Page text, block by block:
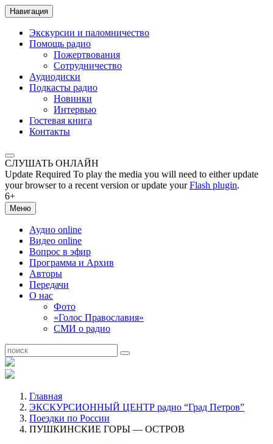
Навигация
Экскурсии и паломничество
Помощь радио
Пожертвования
Сотрудничество
Аудиодиски
Подкасты радио
Новинки
Интервью
Гостевая книга
Контакты
СЛУШАТЬ ОНЛАЙН
Update Required To play the media you will need to either update
your browser to a recent version or update yourFlash plugin.
6+
Меню
Аудио online
Видео online
Вопрос в эфир
Программа и Архив
Авторы
Передачи
О нас
Фото
«Голос Православия»
СМИ о радио
Главная
ЭКСКУРСИОННЫЙ ЦЕНТР радио “Град Петров”
Поездки по России
ПУШКИНСКИЕ ГОРЫ — ОСТРОВ